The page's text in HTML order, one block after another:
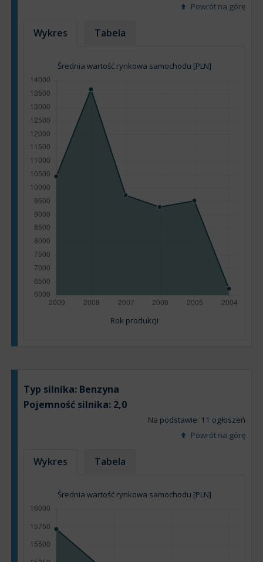
Powrót na górę
Wykres Tabela
Średnia wartość rynkowa samochodu [PLN]
Rok produkcji
Typ silnika: Benzyna
Pojemność silnika: 2,0
Na podstawie: 11 ogłoszeń
Powrót na górę
Wykres Tabela
Średnia wartość rynkowa samochodu [PLN]